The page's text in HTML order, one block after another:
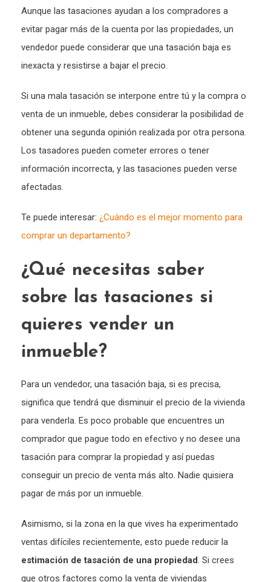
Aunque las tasaciones ayudan a los compradores a
evitar pagar más de la cuenta por las propiedades, un
vendedor puede considerar que una tasación baja es
inexacta y resistirse a bajar el precio.
Si una mala tasación se interpone entre tú y la compra o
venta de un inmueble, debes considerar la posibilidad de
obtener una segunda opinión realizada por otra persona.
Los tasadores pueden cometer errores o tener
información incorrecta, y las tasaciones pueden verse
afectadas.
Te puede interesar: ¿Cuándo es el mejor momento para
comprar un departamento?
¿Qué necesitas saber
sobre las tasaciones si
quieres vender un
inmueble?
Para un vendedor, una tasación baja, si es precisa,
significa que tendrá que disminuir el precio de la vivienda
para venderla. Es poco probable que encuentres un
comprador que pague todo en efectivo y no desee una
tasación para comprar la propiedad y así puedas
conseguir un precio de venta más alto. Nadie quisiera
pagar de más por un inmueble.
Asimismo, si la zona en la que vives ha experimentado
ventas difíciles recientemente, esto puede reducir la
estimación de tasación de una propiedad. Si crees
que otros factores como la venta de viviendas